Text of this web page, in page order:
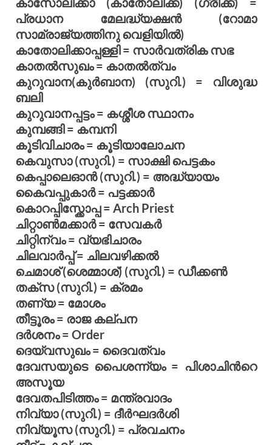
പ്രധാന മേലദ്ധ്യക്ഷന്‍ (റോമാ
സാമ്രാജ്യത്തിനു വെളിയില്‍)
കാതോലിക്കാപ്പള്ളി = സാര്‍വത്രിക സഭ
കാതല്‍സുഖം = കാതല്‍ത്വം
കുറുവാന(കുര്‍ബാന) (സുറി.) = വിശുദ്ധ
ബലി
കുറുവാനപ്പട്ടം = കശ്ശീശ സ്ഥാനം
കുമ്പങ്ങി = കമ്പനി
കൂടിവിചാരം = കൂടിയാലോചന
കെവുസാ (സുറി.) = സാക്ഷി പെട്ടകം
കെപ്പാലെഓന്‍ (സുറി.) = അദ്ധ്യായം
കൈവപ്പുകാര്‍ = പട്ടക്കാര്‍
കൊറപ്പിസ്ക്കോപ്പ = Arch Priest
ചിറ്റാണ്‍മക്കാര്‍ = സേവകര്‍
ചിറ്റിന്വം = വ്യഭിചാരം
ചിലവാര്‍പ്പ് = ചിലവഴിക്കല്‍
ചെമാശ് (ശെമ്മാശ്) (സുറി.) = ഡീക്കണ്‍
തക്സ (സുറി.) = ക്രമം
തണ്യ = മോശം
തീട്ടൂരം = രാജ കല്പന
ദര്‍ശനം = Order
ദെയ്വസുഖം = ദൈവത്വം
ദേവസയുടെ പൈശന്ന്യം = പിശാചിന്‍റെ
അസൂയ
ദേവതപിടിത്തം = മന്ത്രവാദം
നിവ്യാ (സുറി.) = ദീര്‍ഘദര്‍ശി
നിവ്യൂസ (സുറി.) = പ്രവചനം